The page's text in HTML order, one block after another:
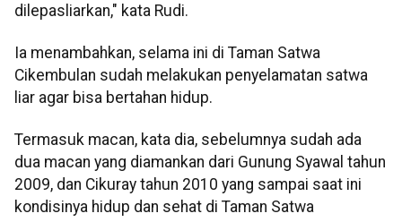
dilepasliarkan," kata Rudi.
Ia menambahkan, selama ini di Taman Satwa
Cikembulan sudah melakukan penyelamatan satwa
liar agar bisa bertahan hidup.
Termasuk macan, kata dia, sebelumnya sudah ada
dua macan yang diamankan dari Gunung Syawal tahun
2009, dan Cikuray tahun 2010 yang sampai saat ini
kondisinya hidup dan sehat di Taman Satwa